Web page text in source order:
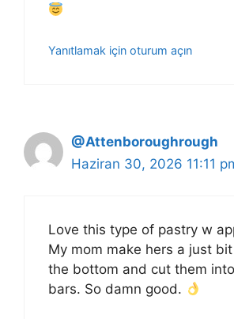
Yanıtlamak için oturum açın
@Attenboroughrough
Haziran 30, 2026 11:11
Love this type of pastry w
My mom make hers a just
the bottom and cut them
bars. So damn good.